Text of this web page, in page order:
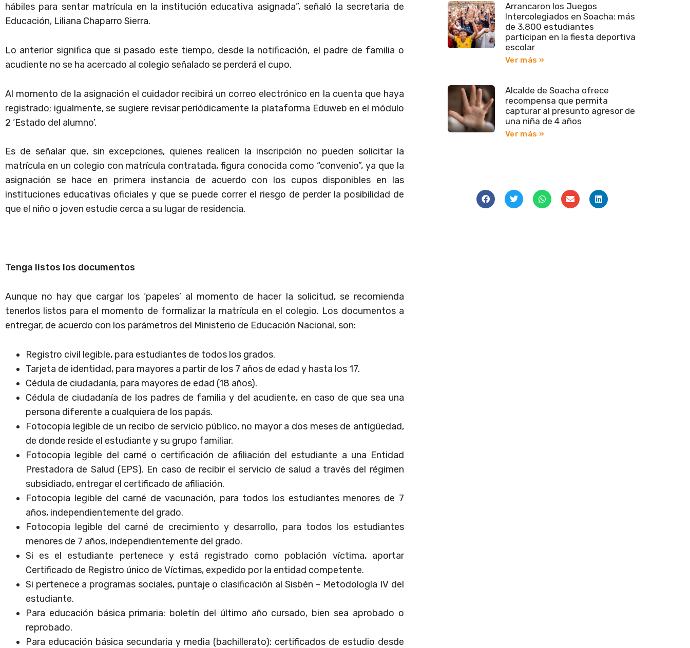
hábiles para sentar matrícula en la institución educativa asignada”, señaló la secretaria de
Educación, Liliana Chaparro Sierra.
Lo anterior significa que si pasado este tiempo, desde la notificación, el padre de familia o
acudiente no se ha acercado al colegio señalado se perderá el cupo.
Al momento de la asignación el cuidador recibirá un correo electrónico en la cuenta que haya
registrado; igualmente, se sugiere revisar periódicamente la plataforma Eduweb en el módulo
2 ‘Estado del alumno’.
Es de señalar que, sin excepciones, quienes realicen la inscripción no pueden solicitar la
matrícula en un colegio con matrícula contratada, figura conocida como “convenio”, ya que la
asignación se hace en primera instancia de acuerdo con los cupos disponibles en las
instituciones educativas oficiales y que se puede correr el riesgo de perder la posibilidad de
que el niño o joven estudie cerca a su lugar de residencia.
Tenga listos los documentos
Aunque no hay que cargar los ‘papeles’ al momento de hacer la solicitud, se recomienda
tenerlos listos para el momento de formalizar la matrícula en el colegio. Los documentos a
entregar, de acuerdo con los parámetros del Ministerio de Educación Nacional, son:
Registro civil legible, para estudiantes de todos los grados.
Tarjeta de identidad, para mayores a partir de los 7 años de edad y hasta los 17.
Cédula de ciudadanía, para mayores de edad (18 años).
Cédula de ciudadanía de los padres de familia y del acudiente, en caso de que sea una
persona diferente a cualquiera de los papás.
Fotocopia legible de un recibo de servicio público, no mayor a dos meses de antigüedad,
de donde reside el estudiante y su grupo familiar.
Fotocopia legible del carné o certificación de afiliación del estudiante a una Entidad
Prestadora de Salud (EPS). En caso de recibir el servicio de salud a través del régimen
subsidiado, entregar el certificado de afiliación.
Fotocopia legible del carné de vacunación, para todos los estudiantes menores de 7
años, independientemente del grado.
Fotocopia legible del carné de crecimiento y desarrollo, para todos los estudiantes
menores de 7 años, independientemente del grado.
Si es el estudiante pertenece y está registrado como población víctima, aportar
Certificado de Registro único de Víctimas, expedido por la entidad competente.
Si pertenece a programas sociales, puntaje o clasificación al Sisbén – Metodología IV del
estudiante.
Para educación básica primaria: boletín del último año cursado, bien sea aprobado o
reprobado.
Para educación básica secundaria y media (bachillerato): certificados de estudio desde
Arrancaron los Juegos
Intercolegiados en Soacha: más
de 3.800 estudiantes
participan en la fiesta deportiva
escolar
Ver más »
Alcalde de Soacha ofrece
recompensa que permita
capturar al presunto agresor de
una niña de 4 años
Ver más »